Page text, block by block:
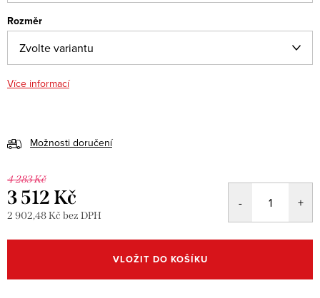
Rozměr
Více informací
Možnosti doručení
4 283 Kč
3 512 Kč
2 902,48 Kč bez DPH
cena:
VLOŽIT DO KOŠÍKU